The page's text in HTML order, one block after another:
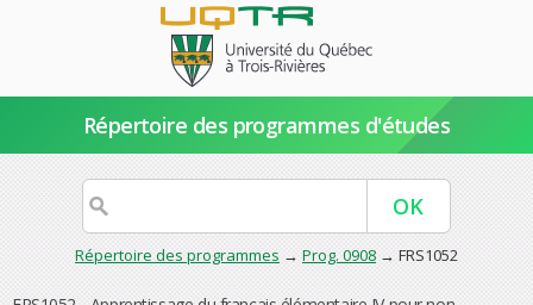
Répertoire des programmes d'études
Répertoire des programmes → Prog. 0908 → FRS1052